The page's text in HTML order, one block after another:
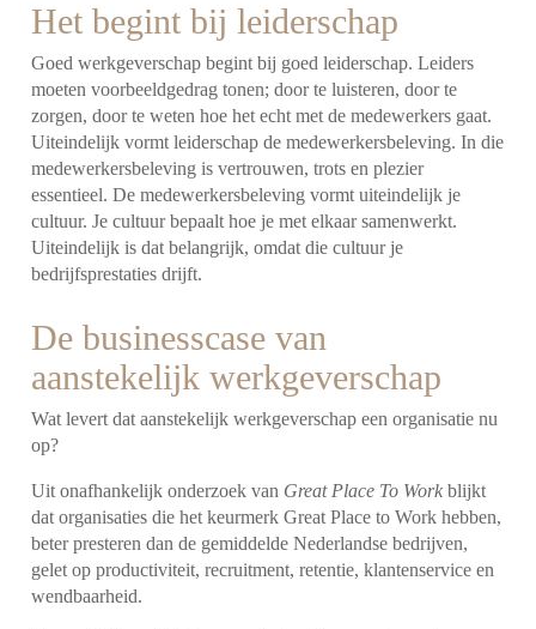
Het begint bij leiderschap
Goed werkgeverschap begint bij goed leiderschap. Leiders
moeten voorbeeldgedrag tonen; door te luisteren, door te
zorgen, door te weten hoe het echt met de medewerkers gaat.
Uiteindelijk vormt leiderschap de medewerkersbeleving. In die
medewerkersbeleving is vertrouwen, trots en plezier
essentieel. De medewerkersbeleving vormt uiteindelijk je
cultuur. Je cultuur bepaalt hoe je met elkaar samenwerkt.
Uiteindelijk is dat belangrijk, omdat die cultuur je
bedrijfsprestaties drijft.
De businesscase van
aanstekelijk werkgeverschap
Wat levert dat aanstekelijk werkgeverschap een organisatie nu
op?
Uit onafhankelijk onderzoek van Great Place To Work blijkt
dat organisaties die het keurmerk Great Place to Work hebben,
beter presteren dan de gemiddelde Nederlandse bedrijven,
gelet op productiviteit, recruitment, retentie, klantenservice en
wendbaarheid.